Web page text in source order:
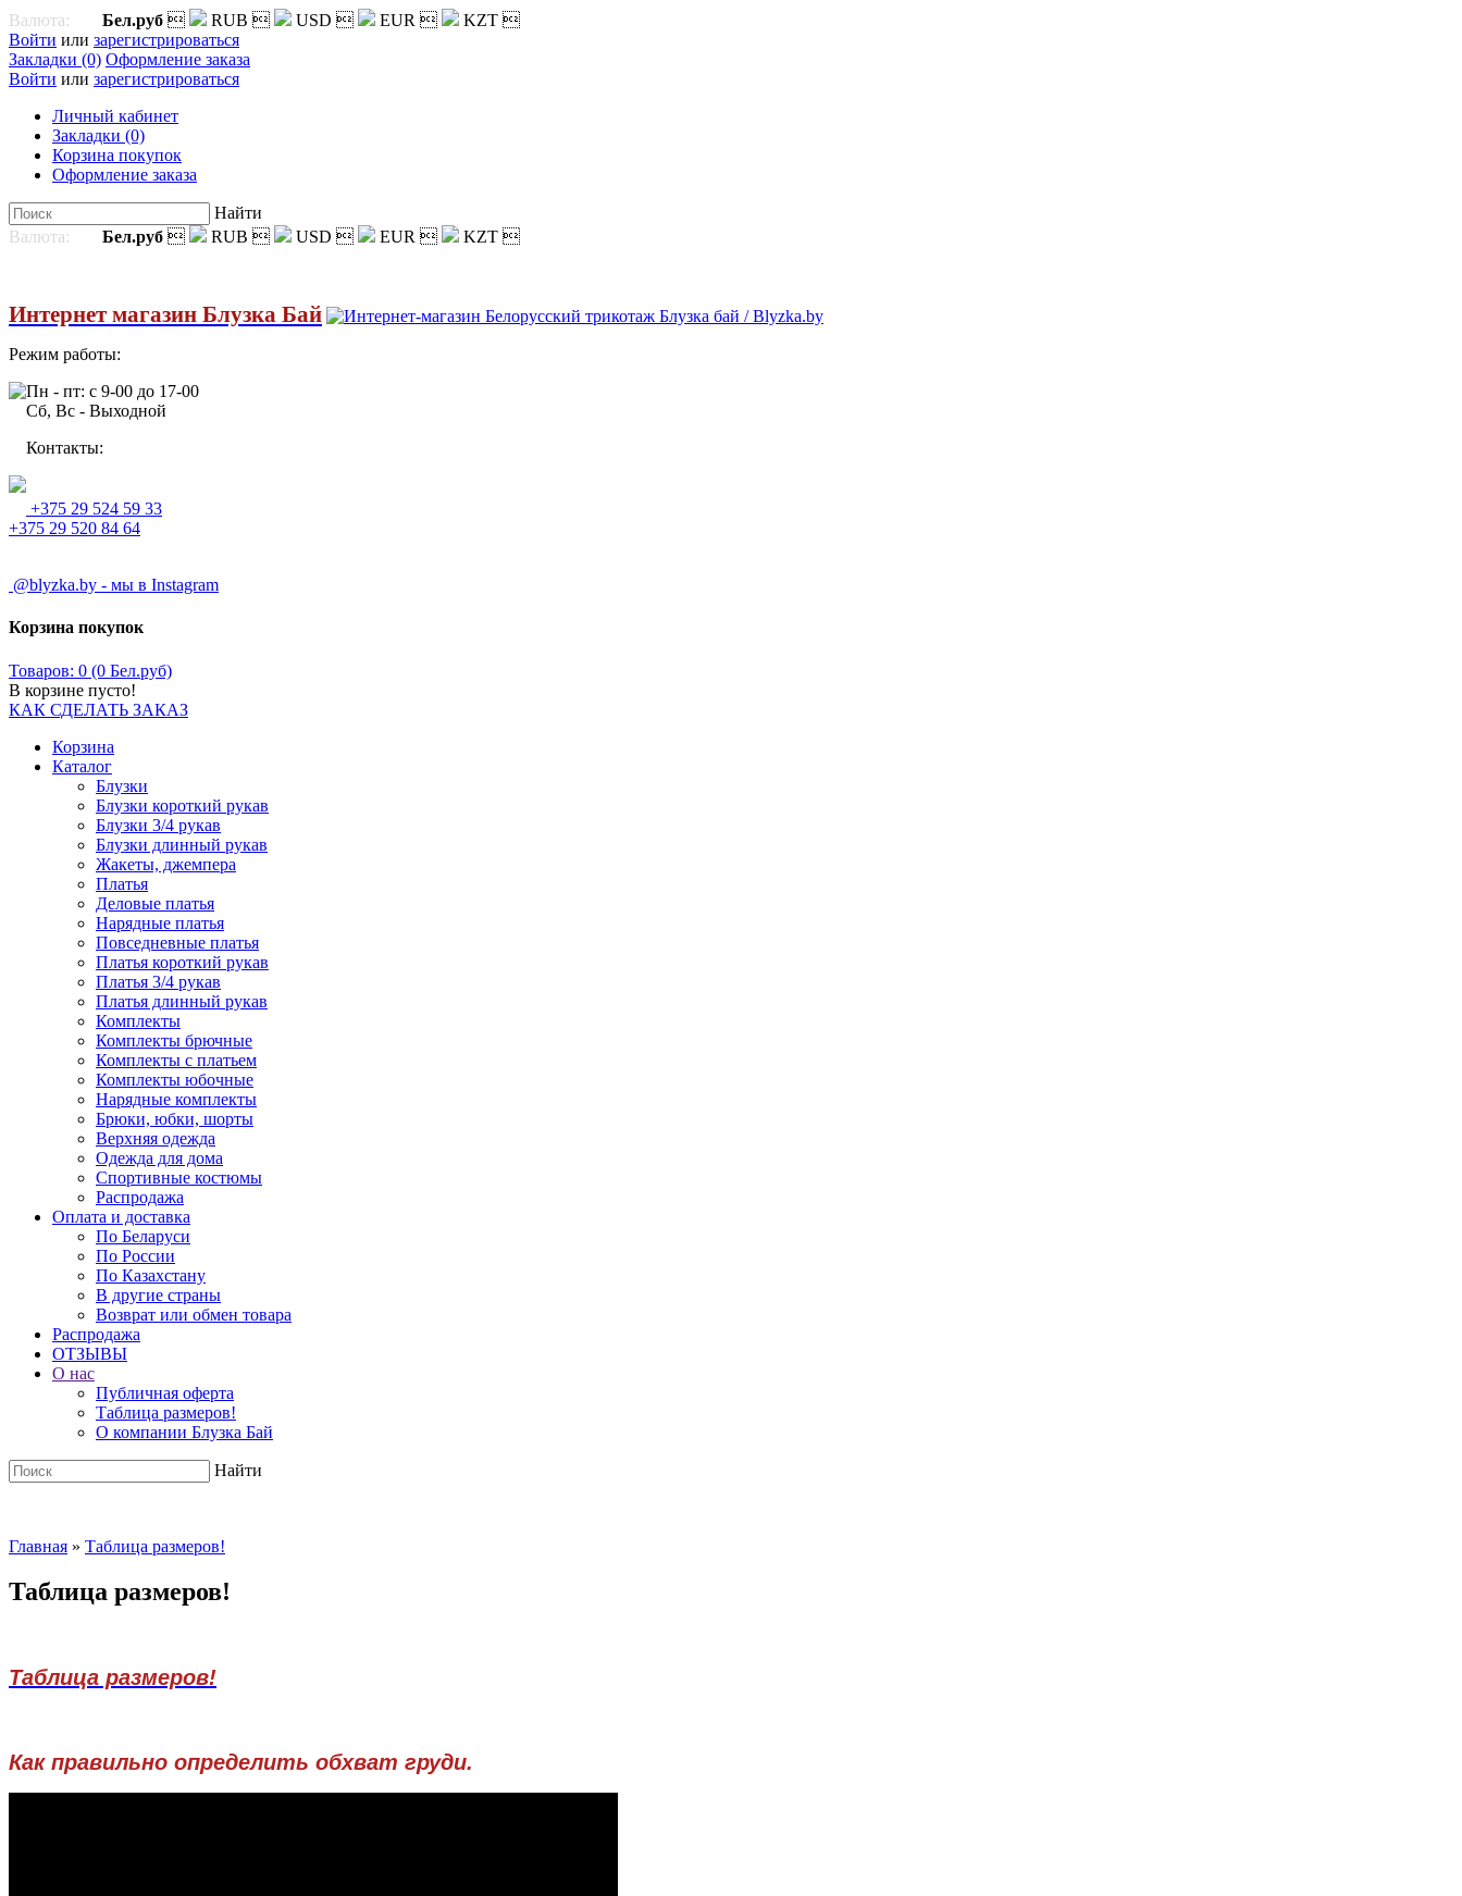
Валюта: Бел.руб  RUB  USD  EUR  KZT 
Войти или зарегистрироваться
Закладки (0) Оформление заказа
Войти или зарегистрироваться
Личный кабинет
Закладки (0)
Корзина покупок
Оформление заказа
Найти
Валюта:
Бел.руб  RUB  USD  EUR  KZT 
Интернет магазин Блузка Бай
Режим работы:
Пн - пт: с 9-00 до 17-00
Сб, Вс - Выходной
Контакты:
+375 29 524 59 33
+375 29 520 84 64
@blyzka.by - мы в Instagram
Корзина покупок
Товаров: 0 (0 Бел.руб)
В корзине пусто!
КАК СДЕЛАТЬ ЗАКАЗ
Корзина
Каталог
Блузки
Блузки короткий рукав
Блузки 3/4 рукав
Блузки длинный рукав
Жакеты, джемпера
Платья
Деловые платья
Нарядные платья
Повседневные платья
Платья короткий рукав
Платья 3/4 рукав
Платья длинный рукав
Комплекты
Комплекты брючные
Комплекты с платьем
Комплекты юбочные
Нарядные комплекты
Брюки, юбки, шорты
Верхняя одежда
Одежда для дома
Спортивные костюмы
Распродажа
Оплата и доставка
По Беларуси
По России
По Казахстану
В другие страны
Возврат или обмен товара
Распродажа
ОТЗЫВЫ
О нас
Публичная оферта
Таблица размеров!
О компании Блузка Бай
Найти
Главная » Таблица размеров!
Таблица размеров!
Таблица размеров!
Как правильно определить обхват груди.